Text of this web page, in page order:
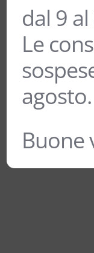
BIRRA
DELLA
dal 9
Le
agosto.
Buone